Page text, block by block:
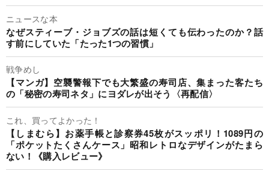
ニュースな本
なぜスティーブ・ジョブズの話は短くても伝わったのか？話
す前にしていた「たった1つの習慣」
戦争めし
【マンガ】空襲警報下でも大繁盛の寿司店、集まった客たち
の「秘密の寿司ネタ」にヨダレが出そう〈再配信〉
これ、買ってよかった！
【しまむら】お薬手帳と診察券45枚がスッポリ！1089円の
「ポケットたくさんケース」昭和レトロなデザインがたまら
ない！《購入レビュー》